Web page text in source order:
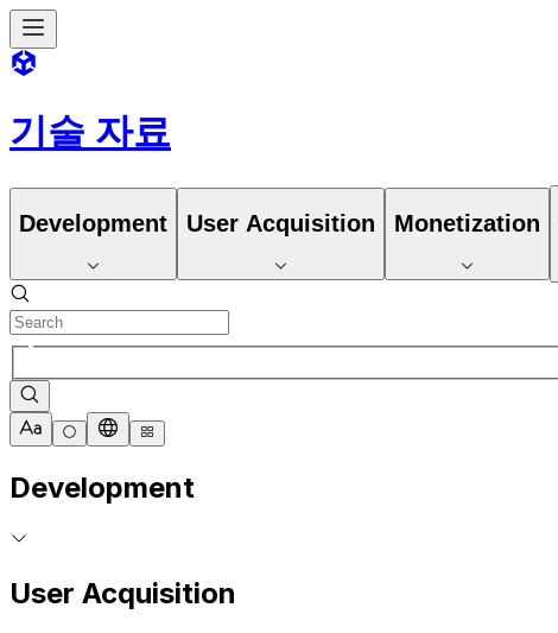
기술 자료
Development User Acquisition Monetization
Development
User Acquisition